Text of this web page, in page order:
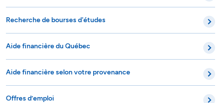
Recherche de bourses d'études
Aide financière du Québec
Aide financière selon votre provenance
Offres d’emploi